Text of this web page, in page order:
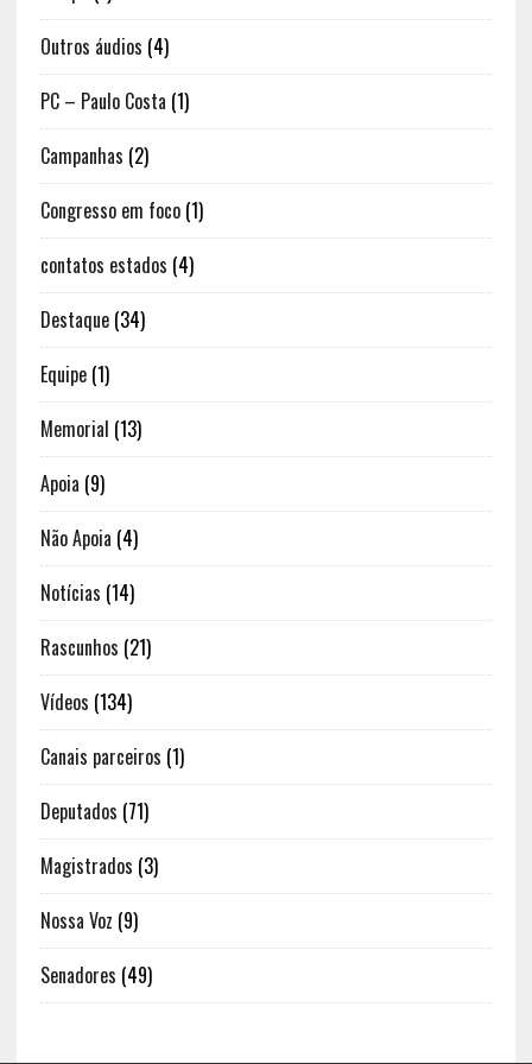
Outros áudios (4)
PC – Paulo Costa (1)
Campanhas (2)
Congresso em foco(1)
contatos estados (4)
Destaque(34)
Equipe(1)
Memorial (13)
Apoia (9)
Não Apoia (4)
Notícias (14)
Rascunhos (21)
Vídeos (134)
Canais parceiros (1)
Deputados (71)
Magistrados (3)
Nossa Voz (9)
Senadores (49)